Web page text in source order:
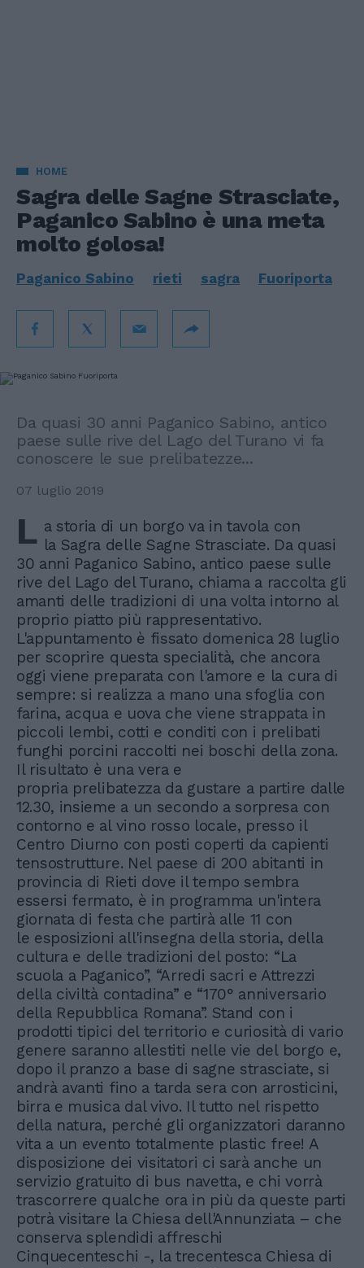
HOME
Sagra delle Sagne Strasciate,
Paganico Sabino è una meta
molto golosa!
Paganico Sabino rieti sagra Fuoriporta
Da quasi 30 anni Paganico Sabino, antico
paese sulle rive del Lago del Turano vi fa
conoscere le sue prelibatezze...
07 luglio 2019
L a storia di un borgo va in tavola con
la Sagra delle Sagne Strasciate. Da quasi
30 anni Paganico Sabino, antico paese sulle
rive del Lago del Turano, chiama a raccolta gli
amanti delle tradizioni di una volta intorno al
proprio piatto più rappresentativo.
L'appuntamento è fissato domenica 28 luglio
per scoprire questa specialità, che ancora
oggi viene preparata con l'amore e la cura di
sempre: si realizza a mano una sfoglia con
farina, acqua e uova che viene strappata in
piccoli lembi, cotti e conditi con i prelibati
funghi porcini raccolti nei boschi della zona.
Il risultato è una vera e
propria prelibatezza da gustare a partire dalle
12.30, insieme a un secondo a sorpresa con
contorno e al vino rosso locale, presso il
Centro Diurno con posti coperti da capienti
tensostrutture. Nel paese di 200 abitanti in
provincia di Rieti dove il tempo sembra
essersi fermato, è in programma un'intera
giornata di festa che partirà alle 11 con
le esposizioni all'insegna della storia, della
cultura e delle tradizioni del posto: “La
scuola a Paganico”, “Arredi sacri e Attrezzi
della civiltà contadina” e “170° anniversario
della Repubblica Romana”. Stand con i
prodotti tipici del territorio e curiosità di vario
genere saranno allestiti nelle vie del borgo e,
dopo il pranzo a base di sagne strasciate, si
andrà avanti fino a tarda sera con arrosticini,
birra e musica dal vivo. Il tutto nel rispetto
della natura, perché gli organizzatori daranno
vita a un evento totalmente plastic free! A
disposizione dei visitatori ci sarà anche un
servizio gratuito di bus navetta, e chi vorrà
trascorrere qualche ora in più da queste parti
potrà visitare la Chiesa dell'Annunziata – che
conserva splendidi affreschi
Cinquecenteschi -, la trecentesca Chiesa di